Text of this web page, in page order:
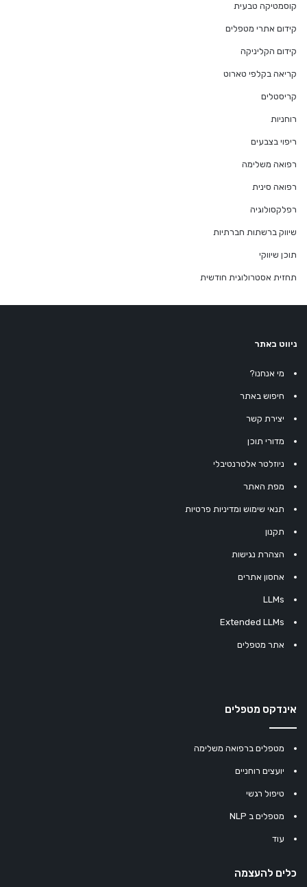
קוסמטיקה טבעית
קידום אתרי מטפלים
קידום הקליניקה
קריאה בקלפי טארוט
קריסטלים
רוחניות
ריפוי בצבעים
רפואה משלימה
רפואה סינית
רפלקסולוגיה
שיווק ברשתות חברתיות
תוכן שיווקי
תחזית אסטרולוגית חודשית
ניווט באתר
מי אנחנו?
חיפוש באתר
יצירת קשר
מדורי תוכן
ניוזלטר אלטרנטיבלי
מפת האתר
תנאי שימוש ומדיניות פרטיות
תקנון
הצהרת נגישות
אחסון אתרים
LLMs
Extended LLMs
אתר מטפלים
אינדקס מטפלים
מטפלים ברפואה משלימה
יועצים רוחניים
טיפול רגשי
מטפלים ב NLP
עוד
כלים להעצמה